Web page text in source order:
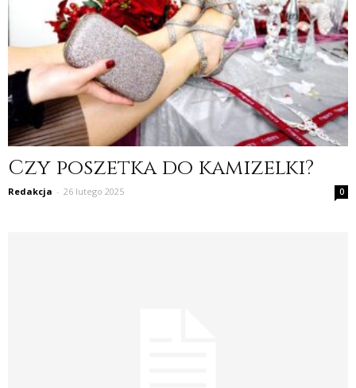
Czy poszetka do kamizelki?
Redakcja - 26 lutego 2025 0